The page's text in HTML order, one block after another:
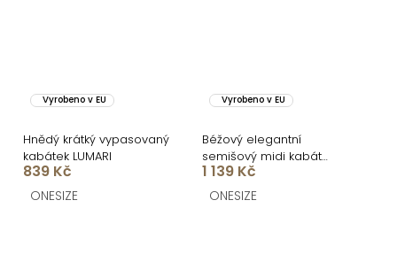
Vyrobeno v EU
Hnědý krátký vypasovaný
kabátek LUMARI
839 Kč
ONESIZE
Vyrobeno v EU
Béžový elegantní
semišový midi kabát
AERISCA
1 139 Kč
ONESIZE